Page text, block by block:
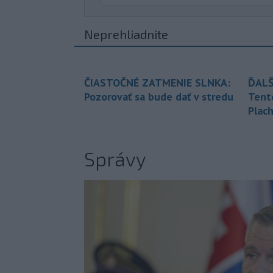
Neprehliadnite
ČIASTOČNÉ ZATMENIE SLNKA:
Pozorovať sa bude dať v stredu
Správy